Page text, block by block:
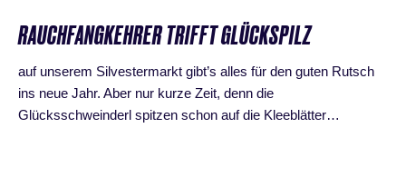
RAUCHFANGKEHRER TRIFFT GLÜCKSPILZ
auf unserem Silvestermarkt gibt’s alles für den guten Rutsch
ins neue Jahr. Aber nur kurze Zeit, denn die
Glücksschweinderl spitzen schon auf die Kleeblätter…